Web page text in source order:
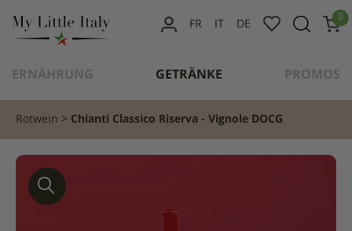
ERNÄHRUNG GETRÄNKE PROMOS
FR DE
0
Rotwein Chianti Classico Riserva - Vignole DOCG